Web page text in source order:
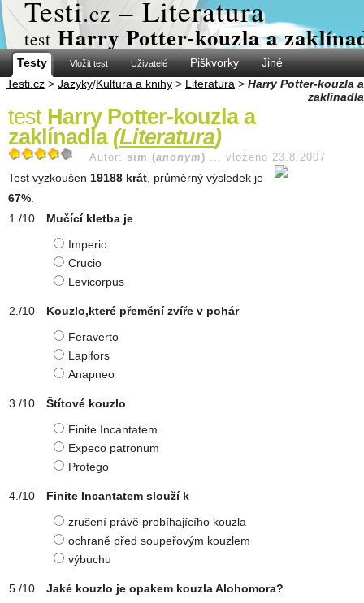
Testi.cz – Literatura
test Harry Potter-kouzla a
Testy Vložit test Uživatelé Piškvorky
Jiné
Testi.cz > Jazyky/Kultura a knihy > Literatura > Harry Potter-kouzla a
zaklínadla
test Harry Potter-kouzla a
zaklínadla (Literatura)
Autor: sim (anonym ) ... vloženo 23.8.2007
Test vyzkoušen 19188 krát , průměrný výsledek je
67%
Mučící kletba je
Imperio
Crucio
Levicorpus
Kouzlo,které přemění zvíře v pohár
Feraverto
Lapifors
Anapneo
Štítové kouzlo
Finite Incantatem
Expeco patronum
Protego
Finite Incantatem slouží k
zrušení právě probíhajícího kouzla
ochraně před soupeřovým kouzlem
výbuchu
Jaké kouzlo je opakem kouzla Alohomora?